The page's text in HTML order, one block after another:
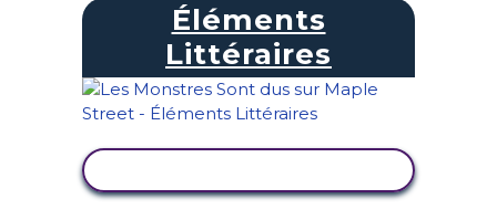
Éléments
Littéraires